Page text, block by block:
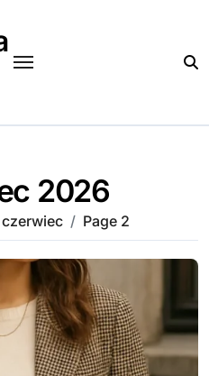
2026
czerwiec Page 2